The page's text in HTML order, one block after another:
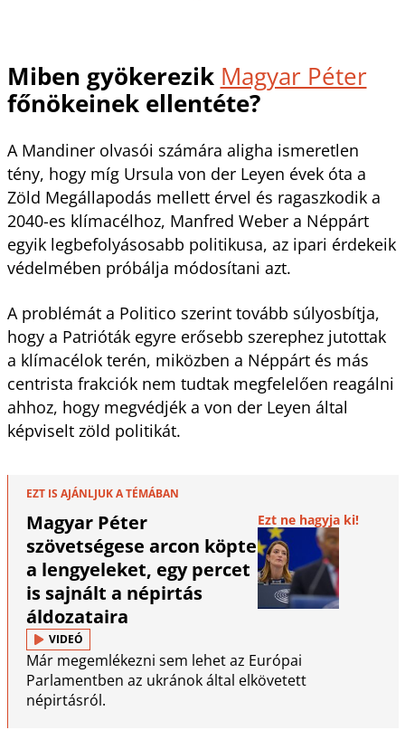
Miben gyökerezik Magyar Péter
főnökeinek ellentéte?
A Mandiner olvasói számára aligha ismeretlen
tény, hogy míg Ursula von der Leyen évek óta a
Zöld Megállapodás mellett érvel és ragaszkodik a
2040-es klímacélhoz, Manfred Weber a Néppárt
egyik legbefolyásosabb politikusa, az ipari érdekeik
védelmében próbálja módosítani azt.
A problémát a Politico szerint tovább súlyosbítja,
hogy a Patrióták egyre erősebb szerephez jutottak
a klímacélok terén, miközben a Néppárt és más
centrista frakciók nem tudtak megfelelően reagálni
ahhoz, hogy megvédjék a von der Leyen által
képviselt zöld politikát.
EZT IS AJÁNLJUK A TÉMÁBAN
Magyar Péter
szövetségese arcon köpte
a lengyeleket, egy percet
is sajnált a népirtás
áldozataira
Ezt ne hagyja ki!
VIDEÓ
Már megemlékezni sem lehet az Európai
Parlamentben az ukránok által elkövetett
népirtásról.